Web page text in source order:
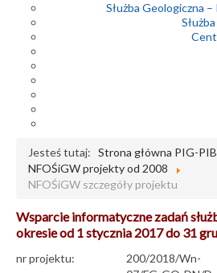
Służba Geologiczna
Jesteś tutaj: Strona główna PIG-PIB
NFOŚiGW projekty od 2008
NFOŚiGW szczegóły projektu
Wsparcie informatyczne zadań
okresie od 1 stycznia 2017 do 31
nr projektu:
200/2018/Wn-